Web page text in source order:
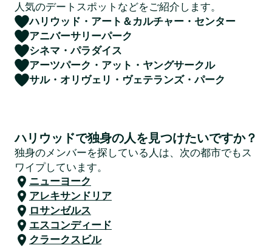
人気のデートスポットなどをご紹介します。
ハリウッド・アート＆カルチャー・センター
アニバーサリーパーク
シネマ・パラダイス
アーツパーク・アット・ヤングサークル
サル・オリヴェリ・ヴェテランズ・パーク
ハリウッドで独身の人を見つけたいですか？
独身のメンバーを探している人は、次の都市でもス
ワイプしています。
ニューヨーク
アレキサンドリア
ロサンゼルス
エスコンディード
クラークスビル